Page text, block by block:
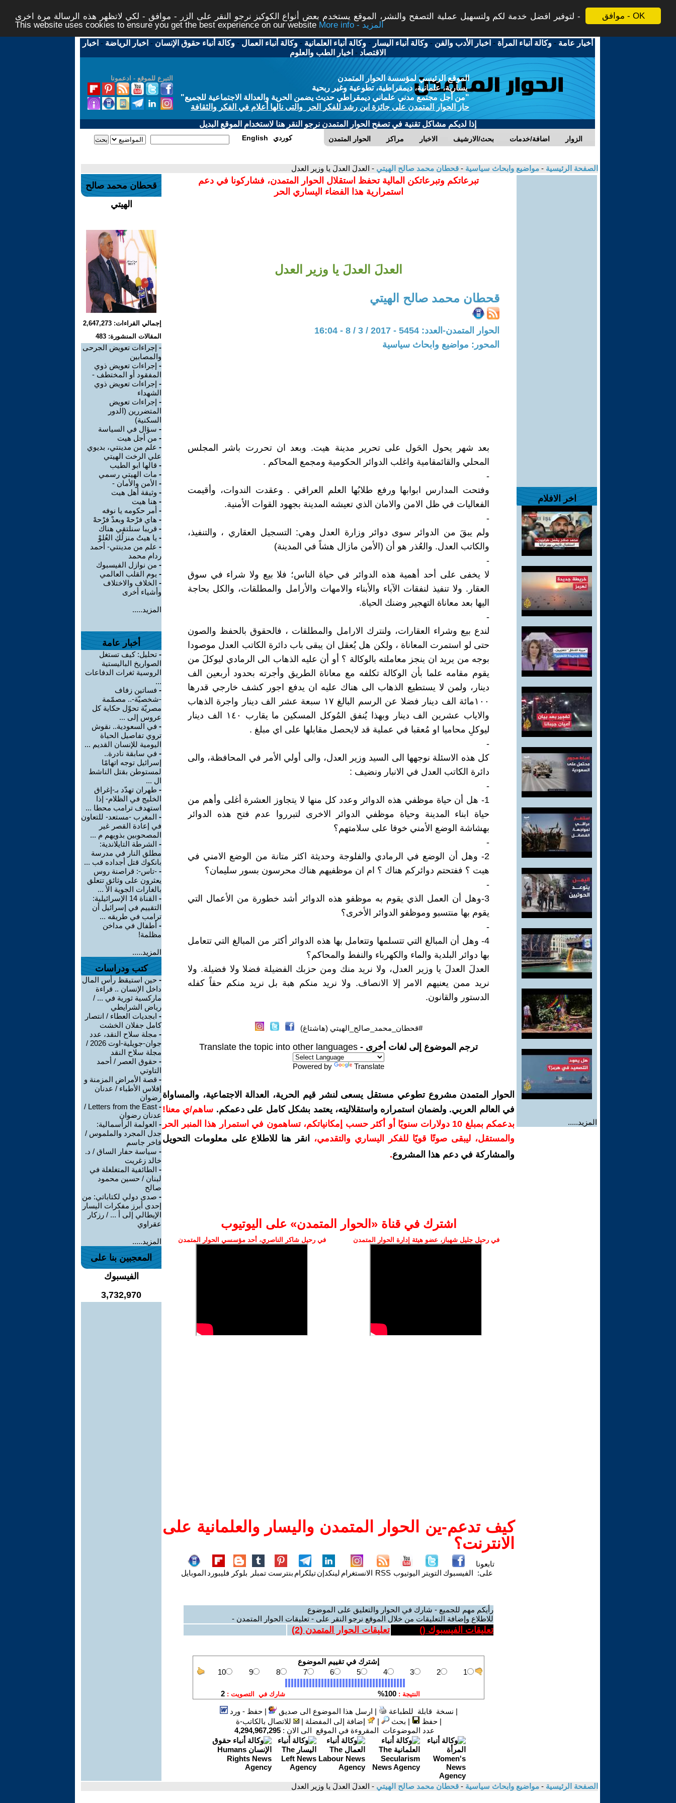
موافق - OK
لتوفير افضل خدمة لكم ولتسهيل عملية التصفح والنشر، الموقع يستخدم بعض أنواع الكوكيز نرجو النقر على الزر - موافق - لكي لاتظهر هذه الرسالة مرة اخرى -
This website uses cookies to ensure you get the best experience on our website
More info - المزيد
أخبار عامة -وكالة أنباء المرأة - اخبار الأدب والفن -وكالة أنباء اليسار -وكالة أنباء العلمانية -وكالة أنباء العمال -وكالة أنباء حقوق الإنسان - اخبار الرياضة - اخبار
الاقتصاد - اخبار الطب والعلوم
التبرع للموقع - ادعمونا
الموقع الرئيسي لمؤسسة الحوار المتمدن
يسارية، علمانية، ديمقراطية، تطوعية وغير ربحية
"من أجل مجتمع مدني علماني ديمقراطي حديث يضمن الحرية والعدالة الاجتماعية للجميع"
حاز الحوار المتمدن على جائزة ابن رشد للفكر الحر والتى نالها أعلام في الفكر والثقافة
إذا لديكم مشاكل تقنية في تصفح الحوار المتمدن نرجو النقر هنا لاستخدام الموقع البديل
الحوار المتمدن مراكز الاخبار بحث/الارشيف اضافة/خدمات الزوار English كوردي
الصفحة الرئيسية - مواضيع وابحاث سياسية - قحطان محمد صالح الهيتي - العدلَ العدلَ يا وزير العدل
اخر الافلام
المزيد.....
تبرعاتكم وتبرعاتكن المالية تحفظ استقلال الحوار المتمدن، فشاركونا في دعم
استمرارية هذا الفضاء اليساري الحر
العدلَ العدلَ يا وزير العدل
قحطان محمد صالح الهيتي
الحوار المتمدن-العدد: 5454 - 2017 / 3 / 8 - 16:04
المحور: مواضيع وابحاث سياسية
بعد شهر يحول الحَول على تحرير مدينة هيت. وبعد ان تحررت باشر المجلس
المحلي والقائمقامية واغلب الدوائر الحكومية ومجمع المحاكم .
-
وفتحت المدارس ابوابها ورفع طلابُها العلم العراقي . وعقدت الندوات، وأقيمت
الفعاليات في ظل الامن والامان الذي تعيشه المدينة بجهود القوات الأمنية.
-
ولم يبقَ من الدوائر سوى دوائر وزارة العدل وهي: التسجيل العقاري ، والتنفيذ،
والكاتب العدل. والعُذر هو أن (الأمن مازال هشاً في المدينة)
-
لا يخفى على أحد أهمية هذه الدوائر في حياة الناس؛ فلا بيع ولا شراء في سوق
العقار. ولا تنفيذ لنفقات الآباء والأبناء والامهات والأرامل والمطلقات، والكل بحاجة
اليها بعد معاناة التهجير وضنك الحياة.
-
لندع بيع وشراء العقارات، ولنترك الارامل والمطلقات ، فالحقوق بالحفظ والصون
حتى لو استمرت المعاناة ، ولكن هل يُعقل ان يبقى باب دائرة الكاتب العدل موصودا
بوجه من يريد ان ينجز معاملته بالوكالة ؟ أو أن عليه الذهاب الى الرمادي ليوكلَ من
يقوم مقامه علما بأن الوكالة تكلفه مع معاناة الطريق وأجرته بحدود أربعين الف
دينار، ولمن لا يستطيع الذهاب الى هناك عليه ان يدفع اجور كشف خارجي قدرها
١٠٠مائة الف دينار فضلا عن الرسم البالغ ١٧ سبعة عشر الف دينار واجرة الذهاب
والاياب عشرين الف دينار وبهذا يُنفق المُوكل المسكين ما يقارب ١٤٠ الف دينار
ليوكلِ محاميا او مُعقبا في عملية قد لايحصل مقابلها على اي مبلغ .
-
كل هذه الاسئلة نوجهها الى السيد وزير العدل، والى أولي الأمر في المحافظة، والى
دائرة الكاتب العدل في الانبار ونضيف :
-
1- هل أن حياة موظفي هذه الدوائر وعدد كل منها لا يتجاوز العشرة أغلى وأهم من
حياة ابناء المدينة وحياة موظفي الدوائر الاخرى لتبرروا عدم فتح هذه الدوائر
بهشاشة الوضع الأمني خوفا على سلامتهم؟
-
2- وهل أن الوضع في الرمادي والفلوجة وحديثة اكثر متانة من الوضع الامني في
هيت ؟ ففتحتم دوائركم هناك ؟ ام ان موظفيهم هناك محرسون بسور سليمان؟
-
3-وهل أن العمل الذي يقوم به موظفو هذه الدوائر أشد خطورة من الأعمال التي
يقوم بها منتسبو وموظفو الدوائر الأخرى؟
-
4- وهل أن المبالغ التي تتسلمها وتتعامل بها هذه الدوائر أكثر من المبالغ التي تتعامل
بها دوائر البلدية والماء والكهرباء والنفط والمحاكم؟
العدلَ العدلَ يا وزير العدل، ولا نريد منك ومن حزبك الفضيلة فضلا ولا فضيلة. ولا
نريد ممن يعنيهم الامر إلا الانصاف. ولا نريد منكم هبة بل نريد منكم حقاً كفله
الدستور والقانون.
#قحطان_محمد_صالح_الهيتي (هاشتاغ)
ترجم الموضوع إلى لغات أخرى - Translate the topic into other languages
Powered by Translate
الحوار المتمدن مشروع تطوعي مستقل يسعى لنشر قيم الحرية، العدالة الاجتماعية، والمساواة
في العالم العربي. ولضمان استمراره واستقلاليته، يعتمد بشكل كامل على دعمكم. ساهم/ي معنا!
بدعمكم بمبلغ 10 دولارات سنويًا أو أكثر حسب إمكانياتكم، تساهمون في استمرار هذا المنبر الحر
والمستقل، ليبقى صوتًا قويًا للفكر اليساري والتقدمي،
انقر هنا للاطلاع على معلومات التحويل
والمشاركة في دعم هذا المشروع.
اشترك في قناة ‫«الحوار المتمدن» على اليوتيوب
في رحيل جليل شهباز، عضو هيئة إدارة الحوار المتمدن في رحيل شاكر الناصري، أحد مؤسسي الحوار المتمدن
كيف تدعم-ين الحوار المتمدن واليسار والعلمانية على
الانترنت؟
تابعونا
على: الفيسبوك التويتر اليوتيوب RSS الانستغرام لينكدإنتيلكرام بنترست تمبلر بلوكر فليبورد الموبايل
رأيكم مهم للجميع - شارك في الحوار والتعليق على الموضوع
للاطلاع وإضافة التعليقات من خلال الموقع نرجو النقر على - تعليقات الحوار المتمدن -
تعليقات الفيسبوك () تعليقات الحوار المتمدن (2
)
| نسخة قابلة للطباعة | ارسل هذا الموضوع الى صديق |حفظ - ورد
|حفظ | بحث | إضافة إلى المفضلة |
للاتصال بالكاتب-ة
عدد الموضوعات المقروءة في الموقع الى الان : 4,294,967,295
قحطان محمد صالح
الهيتي
إجمالي القراءات: 2,647,273
المقالات المنشورة: 483
- إجراءات تعويض الجرحى
والمصابين
- إجراءات تعويض ذوي
المفقود أو المختطف -
- إجراءات تعويض ذوي
الشهداء
- إجراءات تعويض
المتضررين (الدور
السكنية)
- سؤال في السياسة
- من أجل هيت
- علم من مدينتي، بديوي
علي الرخت الهيتي
- قالها ابو الطيب
- مات الهيتي رسمي
- الأمن والأمان -
- وثيقة أهل هيت
- هنا هيت
- أمر حكومه يا نوفه
- هاي فرْحهْ وبعدْ فرْحهْ
- قريبا سنلتقي هناك
- يا هيتُ منزلُكِ العُلوْ
- علم من مدينتي- أحمد
ردام محمد
- من نوازل الفيسبوك
- يوم القلب العالمي
- الخلاف والاختلاف
وأشياء أخرى
المزيد.....
أخبار عامة
- تحليل: كيف تستغل
الصواريخ الباليستية
الروسية ثغرات الدفاعات
...
- فساتين زفاف
-شخصيّة-.. مصمّمة
مصريّة تحوّل حكاية كل
عروس إلى ...
- في السعودية.. نقوش
تروي تفاصيل الحياة
اليومية للإنسان القديم ...
- في سابقة نادرة..
إسرائيل توجه اتهامًا
لمستوطن بقتل الناشط
ال ...
- طهران تهدّد بـ-إغراق
الخليج في الظلام- إذا
استهدف ترامب محطا ...
- المغرب -مستعد- للتعاون
في إعادة القصر غير
المصحوبين بذويهم م ...
- الشرطة التايلاندية:
مطلق النار في مدرسة
بانكوك قتل أجداده قب ...
- -تاس-: قراصنة روس
يعثرون على وثائق تتعلق
بالغارات الجوية الأ ...
-
القناة 14 الإسرائيلية:
التقييم في إسرائيل أن
ترامب في طريقه ...
- أطفال في مداخن
مظلمة!
المزيد.....
كتب ودراسات
- حين استيقظ رأس المال
داخل الإنسان .. قراءة
ماركسية ثورية في ... /
رياض الشرايطي
- ابجديات العطاء / انتصار
كامل جفلان الخشت
- مجلة سلاح النقد، عدد
جوان-جويلية-اوت 2026 /
مجلة سلاح النقد
- حقوق العصر / أحمد
التاوتي
- قصة الأمراض المزمنة و
إفلاس الأطباء / عدنان
رضوان
-
Letters from the East /
عدنان رضوان
- العولمة الرأسمالية:
جدل المجرد والملموس /
فاخر جاسم
- سياسة حفار الساق / د.
خالد زغريت
- الطائفية المتغلغلة في
لبنان / حسين محمود
صالح
- صدى دولي لكتاباتي: من
إحدى أبرز مفكرات اليسار
الإيطالي إلى أ ... / رزكار
عقراوي
المزيد.....
المعجبين بنا على
الفيسبوك
3,732,970
الصفحة الرئيسية - مواضيع وابحاث سياسية - قحطان محمد صالح الهيتي - العدلَ العدلَ يا وزير العدل